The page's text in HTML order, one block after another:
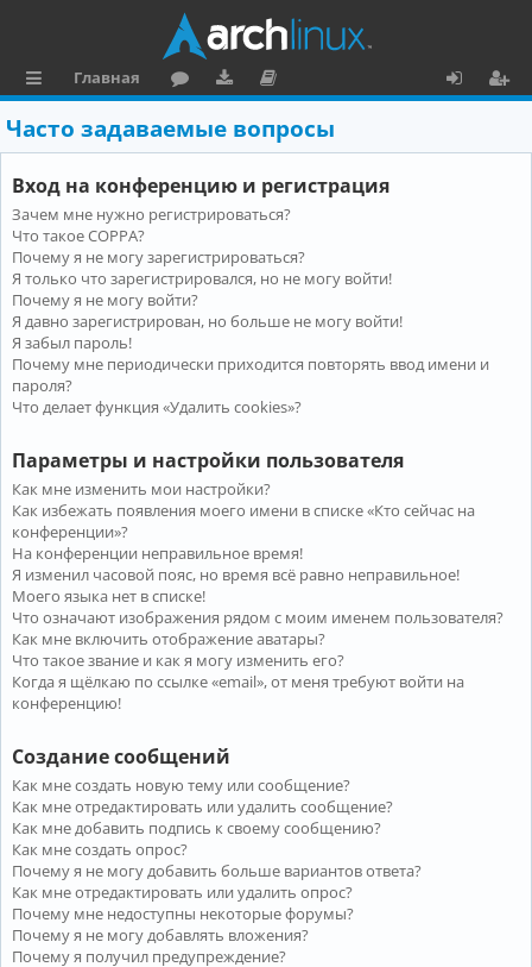
ы
л
к
и
Главная
ру
м
ру
зк
и
ку
м
е
н
та
ц
и
я
о
и
Часто задаваемые вопросы
Вход на конференцию и регистрация
Зачем мне нужно регистрироваться?
Что такое COPPA?
Почему я не могу зарегистрироваться?
Я только что зарегистрировался, но не могу войти!
Почему я не могу войти?
Я давно зарегистрирован, но больше не могу войти!
Я забыл пароль!
Почему мне периодически приходится повторять ввод имени и
пароля?
Что делает функция «Удалить cookies»?
Параметры и настройки пользователя
Как мне изменить мои настройки?
Как избежать появления моего имени в списке «Кто сейчас на
конференции»?
На конференции неправильное время!
Я изменил часовой пояс, но время всё равно неправильное!
Моего языка нет в списке!
Что означают изображения рядом с моим именем пользователя?
Как мне включить отображение аватары?
Что такое звание и как я могу изменить его?
Когда я щёлкаю по ссылке «email», от меня требуют войти на
конференцию!
Создание сообщений
Как мне создать новую тему или сообщение?
Как мне отредактировать или удалить сообщение?
Как мне добавить подпись к своему сообщению?
Как мне создать опрос?
Почему я не могу добавить больше вариантов ответа?
Как мне отредактировать или удалить опрос?
Почему мне недоступны некоторые форумы?
Почему я не могу добавлять вложения?
Почему я получил предупреждение?